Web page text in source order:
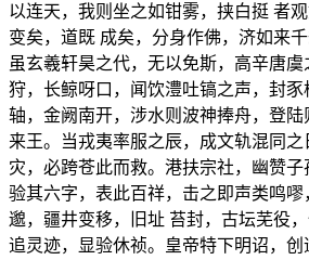
以连天，我则坐之如钳雾，挟白挺 者
变矣，道既 成矣，分身作佛，济如来
虽玄羲轩昊之代，无以免斯，高辛唐
狩，长鲸呀口，闻饮澧吐镐之声，封
轴，金阙南开，涉水则波神捧舟，登
来王。当戎夷率服之辰，成文轨混同
灾，必跨苍此而救。港扶宗社，幽赞
验其六字，表此百祥，击之即声类鸣
邈，疆井变移，旧址 苔封，古坛芜役
追灵迹，显验休祯。皇帝特下明诏，